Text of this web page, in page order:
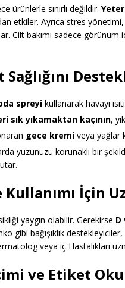
ürünlerle sınırlı değildir.
etkiler. Ayrıca stres
Cilt bakımı sadece
Sağlığını
spreyi kullanarak havayı
sık yıkamaktan kaçının,
gece kremi veya yağlar
yüzünüzü korunaklı bir
İçin
yaygın olabilir. Gerekirse
gibi bağışıklık
veya iç Hastalıkları
ve Etiket